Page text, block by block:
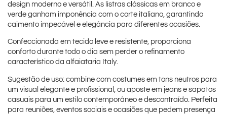
design moderno e versátil. As listras clássicas em branco e
verde ganham imponência com o corte italiano, garantindo
caimento impecável e elegância para diferentes ocasiões.
Confeccionada em tecido leve e resistente, proporciona
conforto durante todo o dia sem perder o refinamento
característico da alfaiataria Italy.
Sugestão de uso: combine com costumes em tons neutros para
um visual elegante e profissional, ou aposte em jeans e sapatos
casuais para um estilo contemporâneo e descontraído. Perfeita
para reuniões, eventos sociais e ocasiões que pedem presença